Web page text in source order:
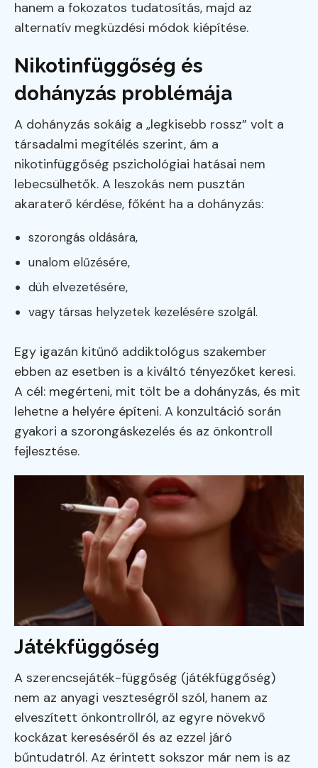
hanem a fokozatos tudatosítás, majd az
alternatív megküzdési módok kiépítése.
Nikotinfüggőség és
dohányzás problémája
A dohányzás sokáig a „legkisebb rossz” volt a
társadalmi megítélés szerint, ám a
nikotinfüggőség pszichológiai hatásai nem
lebecsülhetők. A leszokás nem pusztán
akaraterő kérdése, főként ha a dohányzás:
szorongás oldására,
unalom elűzésére,
düh elvezetésére,
vagy társas helyzetek kezelésére szolgál.
Egy igazán kitűnő addiktológus szakember
ebben az esetben is a kiváltó tényezőket keresi.
A cél: megérteni, mit tölt be a dohányzás, és mit
lehetne a helyére építeni. A konzultáció során
gyakori a szorongáskezelés és az önkontroll
fejlesztése.
Játékfüggőség
A szerencsejáték-függőség (játékfüggőség)
nem az anyagi veszteségről szól, hanem az
elveszített önkontrollról, az egyre növekvő
kockázat kereséséről és az ezzel járó
bűntudatról. Az érintett sokszor már nem is az